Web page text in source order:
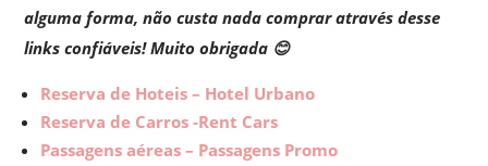
alguma forma, não custa nada comprar através desse
links confiáveis! Muito obrigada 😊
Reserva de Hoteis – Hotel Urbano
Reserva de Carros -Rent Cars
Passagens aéreas – Passagens Promo